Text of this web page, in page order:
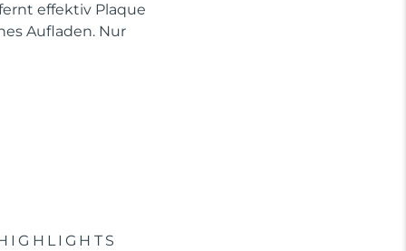
effektiv Plaque
Aufladen. Nur